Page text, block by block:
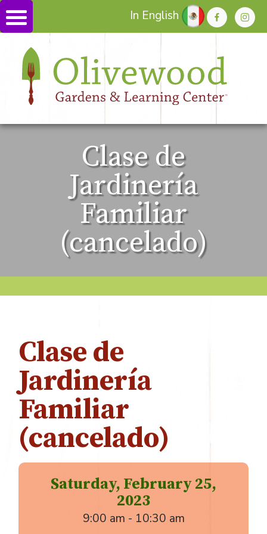
In English
Clase de
Jardinería
Familiar
(cancelado)
Clase de
Jardinería
Familiar
(cancelado)
Saturday, February 25,
2023
9:00 am - 10:30 am